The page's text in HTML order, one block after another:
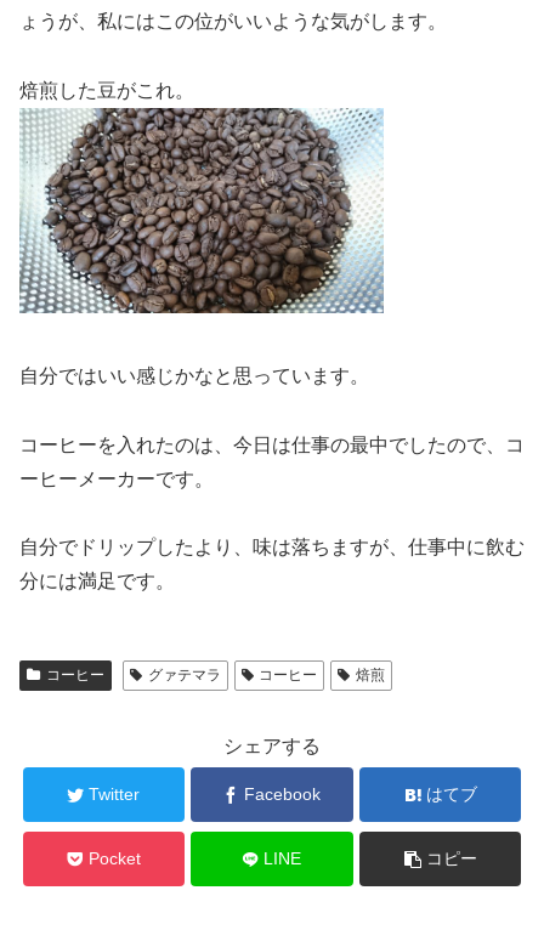
ょうが、私にはこの位がいいような気がします。
焙煎した豆がこれ。
自分ではいい感じかなと思っています。
コーヒーを入れたのは、今日は仕事の最中でしたので、コ
ーヒーメーカーです。
自分でドリップしたより、味は落ちますが、仕事中に飲む
分には満足です。
コーヒー グァテマラ コーヒー 焙煎
シェアする
Twitter Facebook はてブ
Pocket LINE コピー